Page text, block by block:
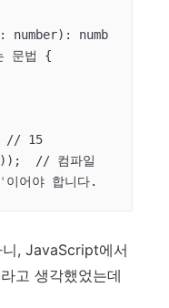
number): numb
문법 {
// 15
));  // 컴파일
이어야 합니다.
, JavaScript에서
고 생각했었는데